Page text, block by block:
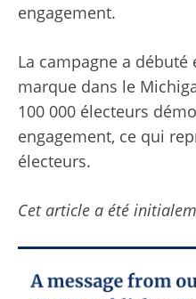
engagement.
La campagne a
marque dans le
100 000 électeurs
engagement, ce qui
électeurs.
Cet article a été